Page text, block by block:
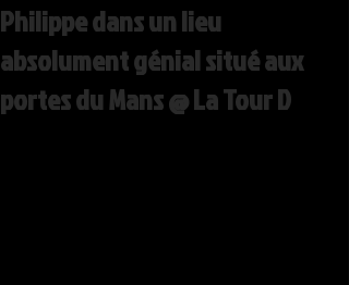
Philippe dans un lieu
absolument génial situé aux
portes du Mans @ La Tour D